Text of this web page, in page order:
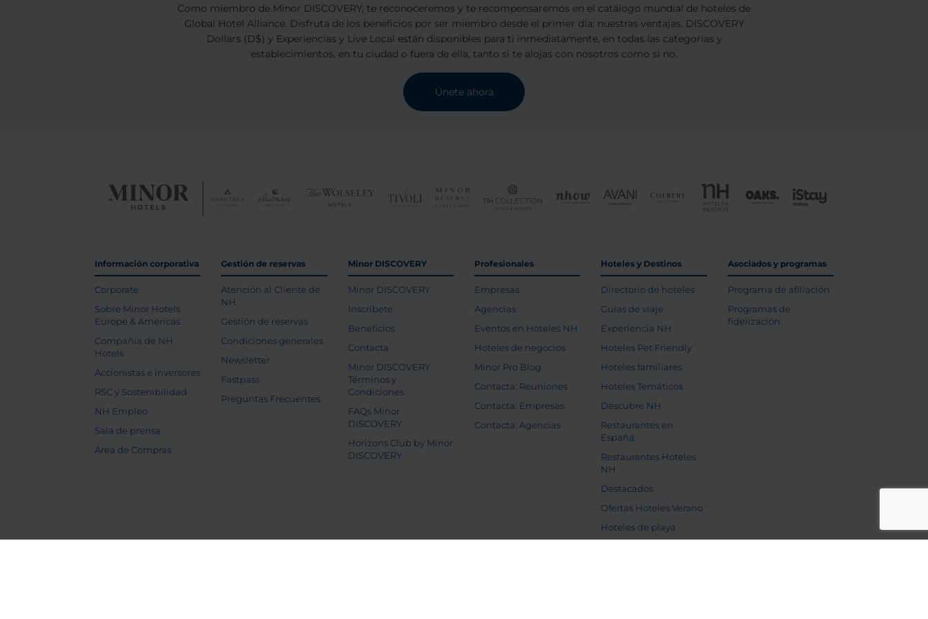
Como miembro de Minor DISCOVERY, te reconoceremos y te recompensaremos en el catálogo mundial de hoteles de
Global Hotel Alliance. Disfruta de los beneficios por ser miembro desde el primer día: nuestras ventajas, DISCOVERY
Dollars (D$) y Experiencias y Live Local están disponibles para ti inmediatamente, en todas las categorías y
establecimientos, en tu ciudad o fuera de ella, tanto si te alojas con nosotros como si no.
Únete ahora
Información corporativa
Corporate
Sobre Minor Hotels
Europe & Americas
Compañía de NH
Hotels
Accionistas e inversores
RSC y Sostenibilidad
NH Empleo
Sala de prensa
Area de Compras
Gestión de reservas
Atención al Cliente de
NH
Gestión de reservas
Condiciones generales
Newsletter
Fastpass
Preguntas Frecuentes
Minor DISCOVERY
Minor DISCOVERY
Inscríbete
Beneficios
Contacta
Minor DISCOVERY
Términos y
Condiciones
FAQs Minor
DISCOVERY
Horizons Club by Minor
DISCOVERY
Profesionales
Empresas
Agencias
Eventos en Hoteles NH
Hoteles de negocios
Minor Pro Blog
Contacta: Reuniones
Contacta: Empresas
Contacta: Agencias
Hoteles y Destinos
Directorio de hoteles
Guías de viaje
Experiencia NH
Hoteles Pet Friendly
Hoteles familiares
Hoteles Temáticos
Descubre NH
Restaurantes en
España
Restaurantes Hoteles
NH
Destacados
Ofertas Hoteles Verano
Hoteles de playa
Asociados y programas
Programa de afiliación
Programas de
fidelización